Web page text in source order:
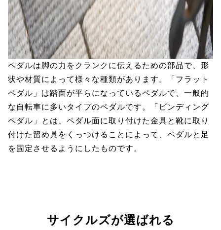
ペダルは脚の力をクランクに伝えるための部品で、形
状や材質によって様々な種類があります。「フラット
ペダル」は踏面が平らになっているペダルで、一般的
な自転車に多いタイプのペダルです。「ビンディング
ペダル」とは、ペダル面に取り付けた金具と靴に取り
付けた留め具をくっつけることによって、ペダルと足
を固定させるようにしたものです。
サイクルズが選ばれる